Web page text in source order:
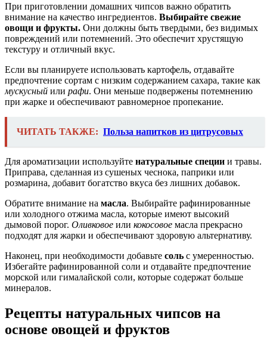
При приготовлении домашних чипсов важно обратить
внимание на качество ингредиентов. Выбирайте свежие
овощи и фрукты. Они должны быть твердыми, без видимых
повреждений или потемнений. Это обеспечит хрустящую
текстуру и отличный вкус.
Если вы планируете использовать картофель, отдавайте
предпочтение сортам с низким содержанием сахара, такие как
мускусный или рафи. Они меньше подвержены потемнению
при жарке и обеспечивают равномерное пропекание.
ЧИТАТЬ ТАКЖЕ: Польза напитков из цитрусовых
Для ароматизации используйте натуральные специи и травы.
Приправа, сделанная из сушеных чеснока, паприки или
розмарина, добавит богатство вкуса без лишних добавок.
Обратите внимание на масла. Выбирайте рафинированные
или холодного отжима масла, которые имеют высокий
дымовой порог. Оливковое или кокосовое масла прекрасно
подходят для жарки и обеспечивают здоровую альтернативу.
Наконец, при необходимости добавьте соль с умеренностью.
Избегайте рафинированной соли и отдавайте предпочтение
морской или гималайской соли, которые содержат больше
минералов.
Рецепты натуральных чипсов на
основе овощей и фруктов